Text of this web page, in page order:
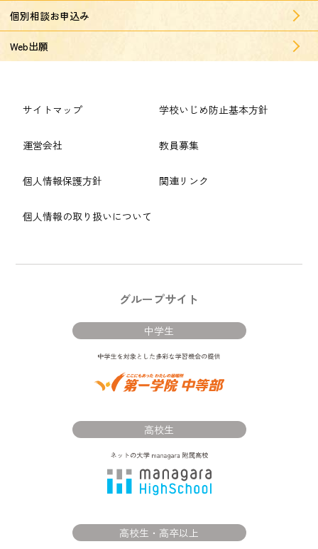
個別相談お申込み
Web出願
サイトマップ
運営会社
個人情報保護方針
個人情報の取り扱いについて
学校いじめ防止基本方針
教員募集
関連リンク
グループサイト
中学生
高校生
高校生・高卒以上